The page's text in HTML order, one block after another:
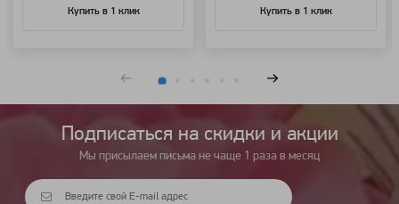
Купить в 1 клик Купить в 1 клик
Подписаться на cкидки и акции
Мы присылаем письма не чаще 1 раза в месяц